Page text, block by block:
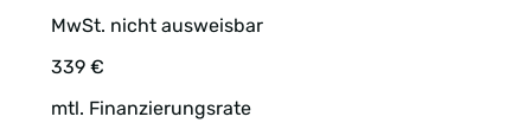
MwSt. nicht ausweisbar
339 €
mtl. Finanzierungsrate